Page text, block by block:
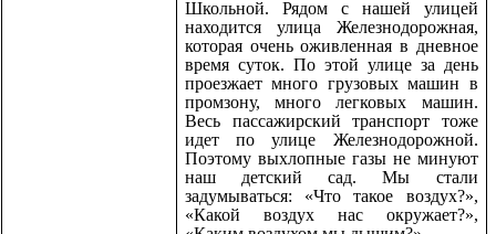
Школьной. Рядом с нашей улицей
находится улица Железнодорожная,
которая очень оживленная в дневное
время суток. По этой улице за день
проезжает много грузовых машин в
промзону, много легковых машин.
Весь пассажирский транспорт тоже
идет по улице Железнодорожной.
Поэтому выхлопные газы не минуют
наш детский сад. Мы стали
задумываться: «Что такое воздух?»,
«Какой воздух нас окружает?»,